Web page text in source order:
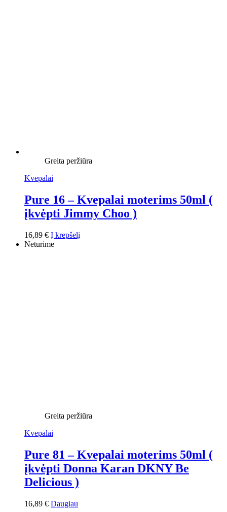
Greita peržiūra
Kvepalai
Pure 16 – Kvepalai moterims 50ml (
įkvėpti Jimmy Choo )
16,89 € Į krepšelį
Neturime
Greita peržiūra
Kvepalai
Pure 81 – Kvepalai moterims 50ml (
įkvėpti Donna Karan DKNY Be
Delicious )
16,89 € Daugiau